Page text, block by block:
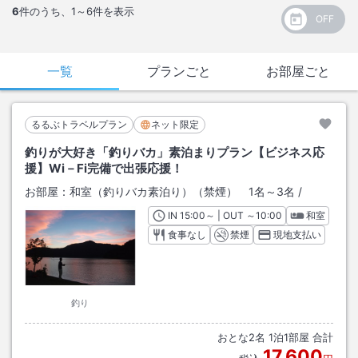
6件のうち、 1～6件を表示
一覧 プランごと お部屋ごと
るるぶトラベルプラン ネット限定
釣りが大好き「釣りバカ」素泊まりプラン【ビジネス応
援】Wi－Fi完備で出張応援！
お部屋： 和室（釣りバカ素泊り）（禁煙） 1名～3名 /
釣り
INチェックイン
15:00 ～ | OUT チェックアウト
～10:00
和室
食事なし
禁煙 現地支払い
おとな2名 1泊1部屋 合計